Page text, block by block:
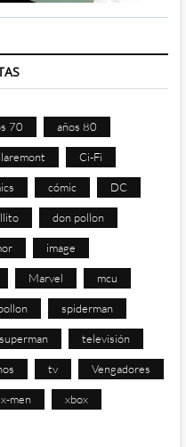
70 años 80
Ci-Fi
cómic DC
don pollon
image
Marvel mcu
spiderman
superman televisión
tv Vengadores
x-men xbox